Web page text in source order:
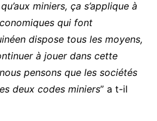
miniers, ça s’applique à
qui font
dispose tous les moyens,
à jouer dans cette
pensons que les sociétés
deux codes miniers” a t-il